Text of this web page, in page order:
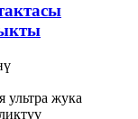
ультра жука